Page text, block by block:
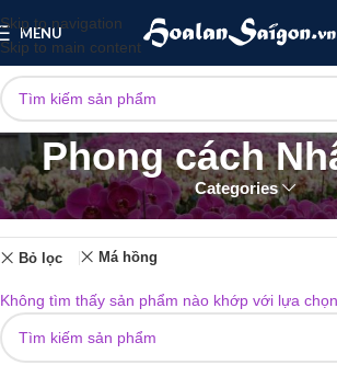
Skip to navigation
Skip to main content
MENU
Phong cách
Categories
Trang chủ Phong cách Nhật Bản
Bỏ lọc Má hồng
Không tìm thấy sản phẩm nào khớp với lựa